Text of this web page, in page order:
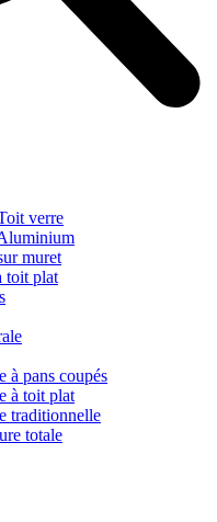
verre
muret
toit plat
à pans coupés
à toit plat
traditionnelle
totale